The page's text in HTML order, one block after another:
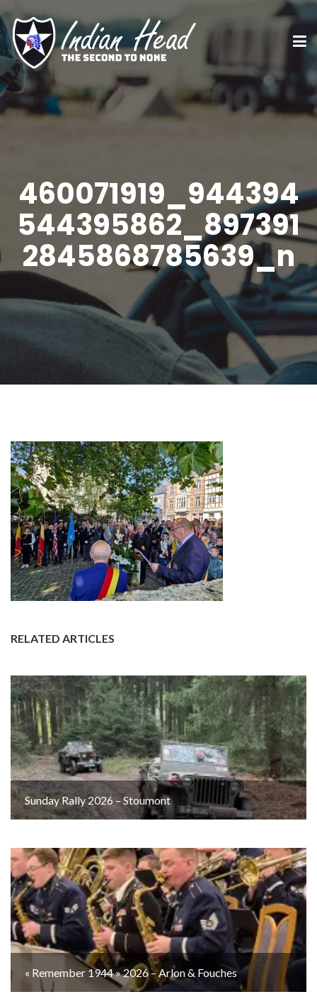
460071919_944394
544395862_897391
2845868785639_n
RELATED ARTICLES
Sunday Rally 2026 – Stoumont
« Remember 1944 » 2026 – Arlon & Fouches